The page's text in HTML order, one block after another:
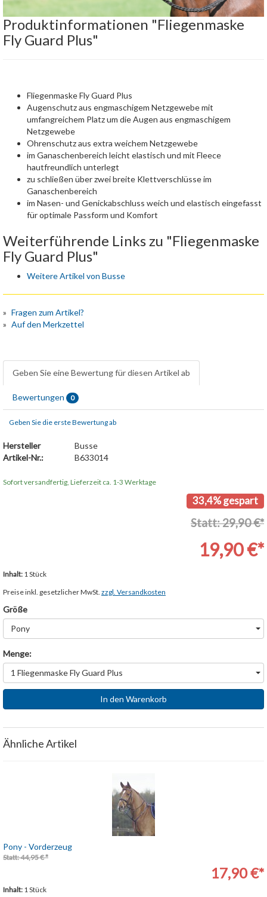
Produktinformationen "Fliegenmaske
Fly Guard Plus"
Fliegenmaske Fly Guard Plus
Augenschutz aus engmaschigem Netzgewebe mit
umfangreichem Platz um die Augen aus engmaschigem
Netzgewebe
Ohrenschutz aus extra weichem Netzgewebe
im Ganaschenbereich leicht elastisch und mit Fleece
hautfreundlich unterlegt
zu schließen über zwei breite Klettverschlüsse im
Ganaschenbereich
im Nasen- und Genickabschluss weich und elastisch eingefasst
für optimale Passform und Komfort
Weiterführende Links zu "Fliegenmaske
Fly Guard Plus"
Weitere Artikel von Busse
Fragen zum Artikel?
Auf den Merkzettel
Geben Sie eine Bewertung für diesen Artikel ab
Bewertungen 0
Geben Sie die erste Bewertung ab
Hersteller
Busse
Artikel-Nr.:
B633014
Sofort versandfertig, Lieferzeit ca. 1-3 Werktage
33,4% gespart
Statt: 29,90 €*
19,90 €*
Inhalt: 1 Stück
Preise inkl. gesetzlicher MwSt. zzgl. Versandkosten
Größe
Pony
Menge:
1 Fliegenmaske Fly Guard Plus
In den Warenkorb
Ähnliche Artikel
Pony - Vorderzeug
Statt: 44,95 € *
17,90 €*
Inhalt: 1 Stück